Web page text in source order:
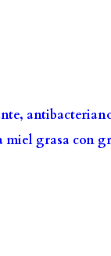
miel grasa con